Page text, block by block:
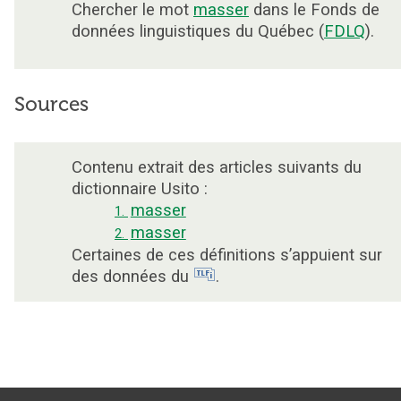
Chercher le mot masser dans le Fonds de
données linguistiques du Québec (FDLQ).
Sources
Contenu extrait des articles suivants du
dictionnaire Usito :
1. masser
2. masser
Certaines de ces définitions s’appuient sur
des données du
.